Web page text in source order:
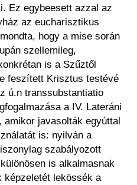
Ez egybeesett azzal az
az eucharisztikus
hogy a mise során
szellemileg,
is a Szűztől
feszített Krisztus testévé
ú.n transsubstantiatio
a IV. Lateráni
amikor javasolták egyúttal
is: nyilván a
szabályozott
is alkalmasnak
képzeletét lekössék a